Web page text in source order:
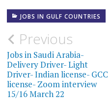
JOBS IN GULF COUNTRIES
Post
navigation
Previous
Jobs in Saudi Arabia-
Delivery Driver- Light
Driver- Indian license- GCC
license- Zoom interview
15/16 March 22